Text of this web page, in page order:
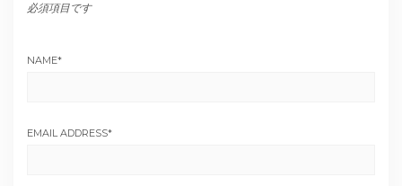
必須項目です
NAME*
EMAIL ADDRESS*